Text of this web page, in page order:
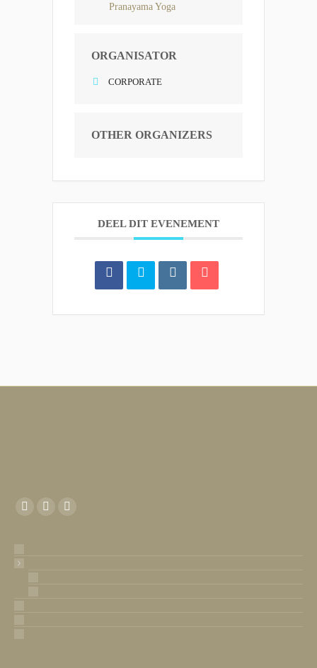
Pranayama Yoga
ORGANISATOR
CORPORATE
OTHER ORGANIZERS
DEEL DIT EVENEMENT